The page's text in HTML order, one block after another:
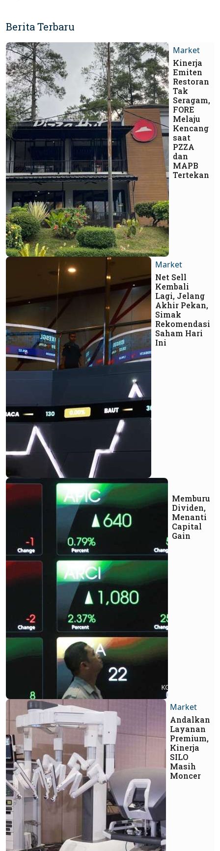
Berita Terbaru
Market
Kinerja
Emiten
Restoran
Tak
Seragam,
FORE
Melaju
Kencang
saat
PZZA
dan
MAPB
Tertekan
Market
Net Sell
Kembali
Lagi, Jelang
Akhir Pekan,
Simak
Rekomendasi
Saham Hari
Ini
Memburu
Dividen,
Menanti
Capital
Gain
Market
Andalkan
Layanan
Premium,
Kinerja
SILO
Masih
Moncer